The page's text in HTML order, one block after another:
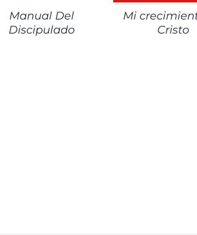
Manual Del
Discipulado
Mi
Cristo